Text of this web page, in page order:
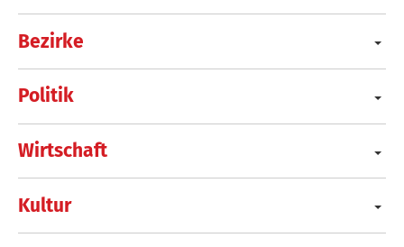
Bezirke
Politik
Wirtschaft
Kultur